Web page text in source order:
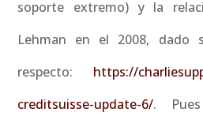
soporte extremo) y la
Lehman en el 2008, dado
respecto: https://
creditsuisse-update-6/.